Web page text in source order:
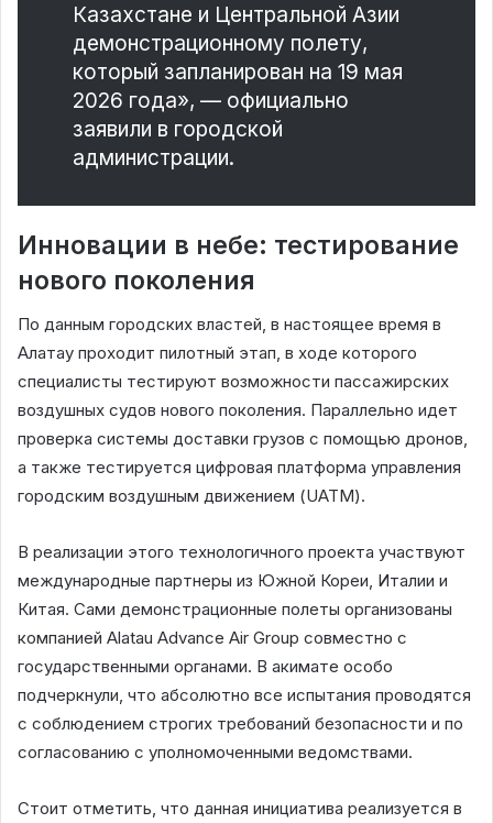
Казахстане и Центральной Азии
демонстрационному полету,
который запланирован на 19 мая
2026 года», — официально
заявили в городской
администрации.
Инновации в небе: тестирование
нового поколения
По данным городских властей, в настоящее время в
Алатау проходит пилотный этап, в ходе которого
специалисты тестируют возможности пассажирских
воздушных судов нового поколения. Параллельно идет
проверка системы доставки грузов с помощью дронов,
а также тестируется цифровая платформа управления
городским воздушным движением (UATM).
В реализации этого технологичного проекта участвуют
международные партнеры из Южной Кореи, Италии и
Китая. Сами демонстрационные полеты организованы
компанией Alatau Advance Air Group совместно с
государственными органами. В акимате особо
подчеркнули, что абсолютно все испытания проводятся
с соблюдением строгих требований безопасности и по
согласованию с уполномоченными ведомствами.
Стоит отметить, что данная инициатива реализуется в